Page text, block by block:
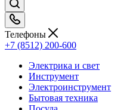
Телефоны
+7 (8512) 200-600
Электрика и свет
Инструмент
Электроинструмент
Бытовая техника